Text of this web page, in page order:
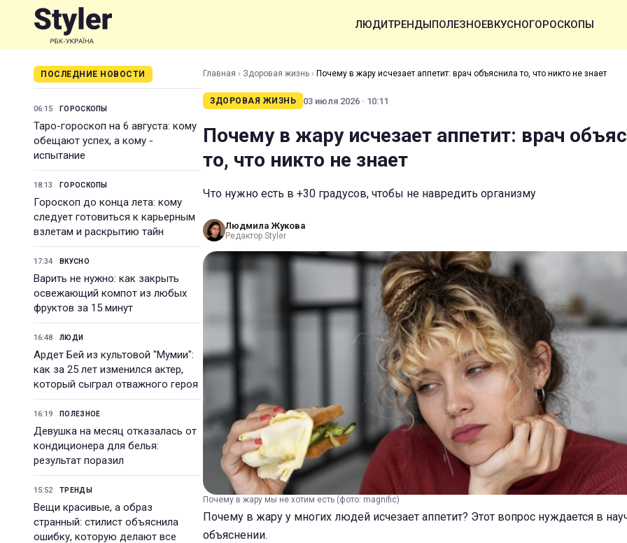
ЛЮДИТРЕНДЫПОЛЕЗНОЕВКУСНОГОРОСКОПЫ
ПОСЛЕДНИЕ НОВОСТИ
06:15 ГОРОСКОПЫ
Таро-гороскоп на 6 августа: кому
обещают успех, а кому -
испытание
18:13 ГОРОСКОПЫ
Гороскоп до конца лета: кому
следует готовиться к карьерным
взлетам и раскрытию тайн
17:34 ВКУСНО
Варить не нужно: как закрыть
освежающий компот из любых
фруктов за 15 минут
16:48 ЛЮДИ
Ардет Бей из культовой "Мумии":
как за 25 лет изменился актер,
который сыграл отважного героя
16:19 ПОЛЕЗНОЕ
Девушка на месяц отказалась от
кондиционера для белья:
результат поразил
15:52 ТРЕНДЫ
Вещи красивые, а образ
странный: стилист объяснила
ошибку, которую делают все
Главная › Здоровая жизнь › Почему в жару исчезает аппетит: врач объяснила то, что никто не знает
ЗДОРОВАЯ ЖИЗНЬ 03 июля 2026 · 10:11
Почему в жару исчезает аппетит: врач
то, что никто не знает
Что нужно есть в +30 градусов, чтобы не навредить организму
Людмила Жукова
Редактор Styler
Почему в жару мы не хотим есть (фото: magnific)
Почему в жару у многих людей исчезает аппетит? Этот вопрос нуждается в
объяснении.